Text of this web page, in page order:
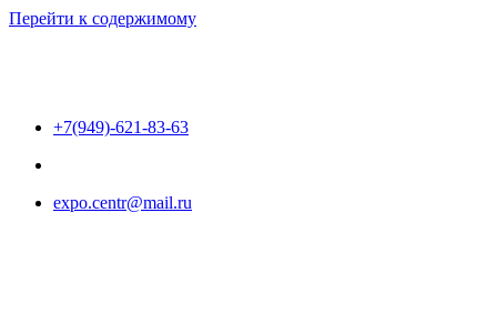
Перейти к содержимому
+7(949)-621-83-63
expo.centr@mail.ru